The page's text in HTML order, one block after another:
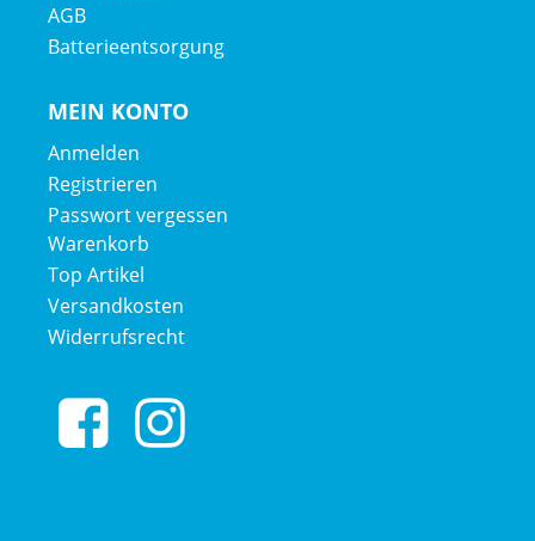
AGB
Batterieentsorgung
MEIN KONTO
Anmelden
Registrieren
Passwort vergessen
Warenkorb
Top Artikel
Versandkosten
Widerrufsrecht